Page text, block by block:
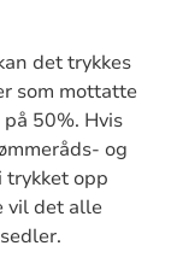
det trykkes
som mottatte
50%. Hvis
og
opp
vil det alle